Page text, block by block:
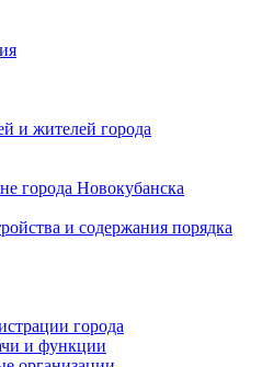
и жителей города
города Новокубанска
и содержания порядка
города
и функции